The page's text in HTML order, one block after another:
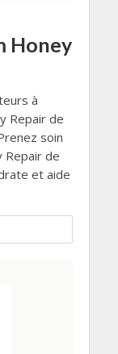
Honey
à
Repair de
soin
Repair de
et aide